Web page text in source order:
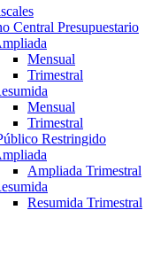
Central Presupuestario
Mensual
Trimestral
Mensual
Trimestral
Restringido
Ampliada Trimestral
Resumida Trimestral